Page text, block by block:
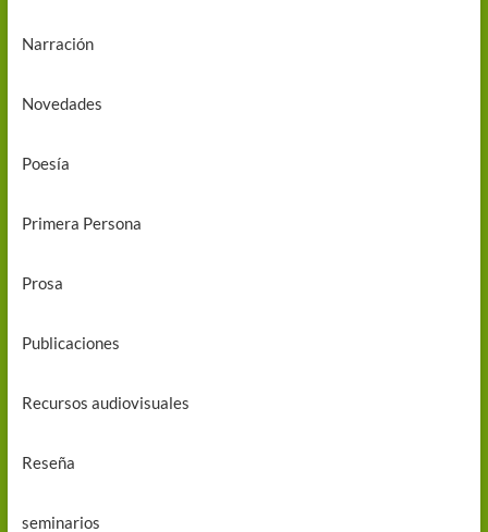
Narración
Novedades
Poesía
Primera Persona
Prosa
Publicaciones
Recursos audiovisuales
Reseña
seminarios